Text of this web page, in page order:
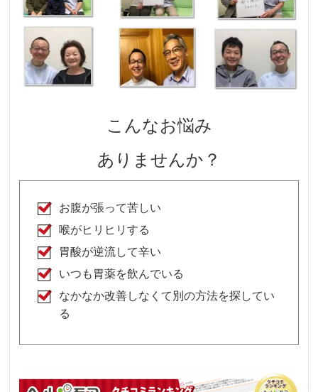
こんなお悩み
ありませんか？
お腹が張って苦しい
喉がヒリヒリする
胃酸が逆流して辛い
いつも胃薬を飲んでいる
なかなか改善しなくて別の方法を探してい
る